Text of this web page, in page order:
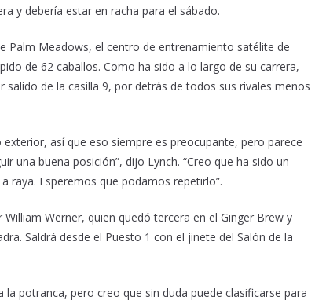
y debería estar en racha para el sábado.
Palm Meadows, el centro de entrenamiento satélite de
de 62 caballos. Como ha sido a lo largo de su carrera,
de la casilla 9, por detrás de todos sus rivales menos
así que eso siempre es preocupante, pero parece
una buena posición”, dijo Lynch. “Creo que ha sido un
raya. Esperemos que podamos repetirlo”.
Werner, quien quedó tercera en el Ginger Brew y
Saldrá desde el Puesto 1 con el jinete del Salón de la
potranca, pero creo que sin duda puede clasificarse para